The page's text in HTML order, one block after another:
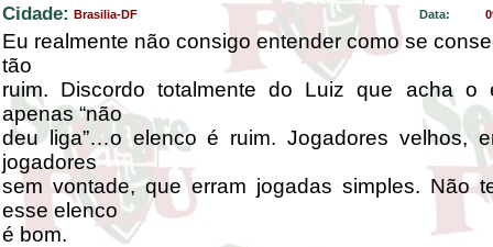
Cidade: Brasilia-DF Data:
Eu realmente não consigo entender como se
tão
ruim. Discordo totalmente do Luiz que acha o
apenas “não
deu liga”…o elenco é ruim. Jogadores velhos,
jogadores
sem vontade, que erram jogadas simples. Não
esse elenco
é bom.